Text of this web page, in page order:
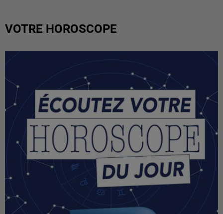
VOTRE HOROSCOPE